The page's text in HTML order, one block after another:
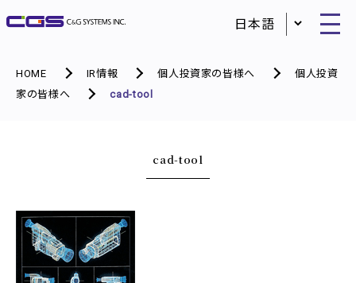
HOME IR情報 個人投資家の皆様へ
個人投資
家の皆様へ
cad-tool
cad-tool